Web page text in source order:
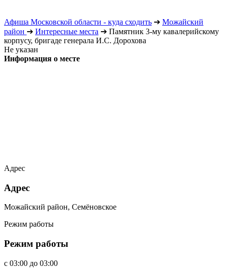
Афиша Московской области - куда сходить ➔ Можайский
район ➔ Интересные места ➔ Памятник 3-му кавалерийскому
корпусу, бригаде генерала И.С. Дорохова
Не указан
Информация о месте
Адрес
Адрес
Можайский район, Семёновское
Режим работы
Режим работы
c 03:00 до 03:00